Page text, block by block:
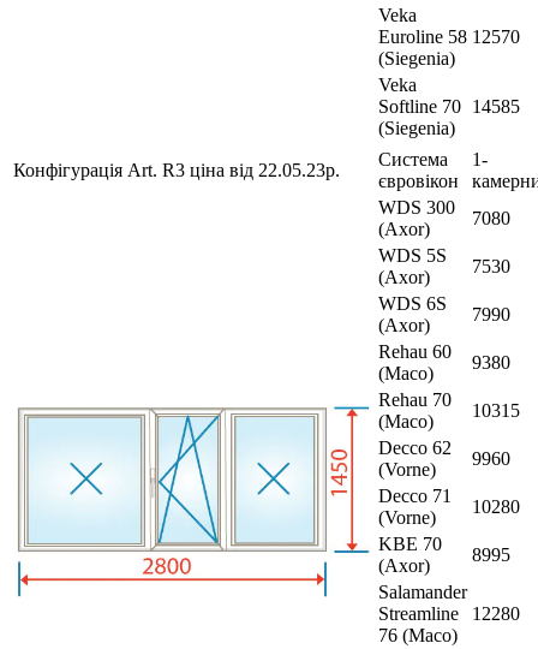
Veka
Euroline 58
(Siegenia)
12570
Veka
Softline 70
(Siegenia)
14585
Конфігурація Art. R3 ціна від 22.05.23р.
Система
євровікон
1-
WDS 300
(Axor)
7080
WDS 5S
(Axor)
7530
WDS 6S
(Axor)
7990
Rehau 60
(Maco)
9380
Rehau 70
(Maco)
10315
Decco 62
(Vorne)
9960
Decco 71
(Vorne)
10280
KBE 70
(Axor)
8995
Salamander
Streamline
76 (Maco)
12280